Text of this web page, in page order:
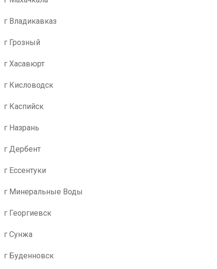
г Владикавказ
г Грозный
г Хасавюрт
г Кисловодск
г Каспийск
г Назрань
г Дербент
г Ессентуки
г Минеральные Воды
г Георгиевск
г Сунжа
г Буденновск